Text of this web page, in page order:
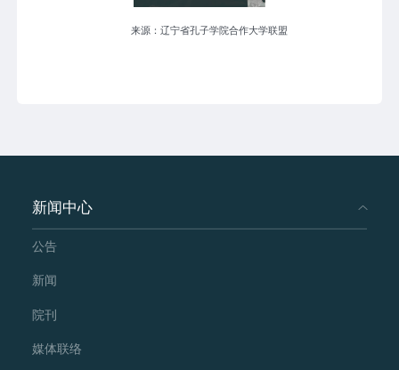
来源：辽宁省孔子学院合作大学联盟
新闻中心
公告
新闻
院刊
媒体联络